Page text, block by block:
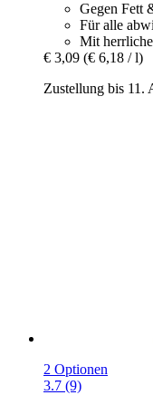
Gegen Fett
Für alle
Mit
€ 3,09 (€ 6,18 / l)
Zustellung bis 11.
2 Optionen
3.7 (9)